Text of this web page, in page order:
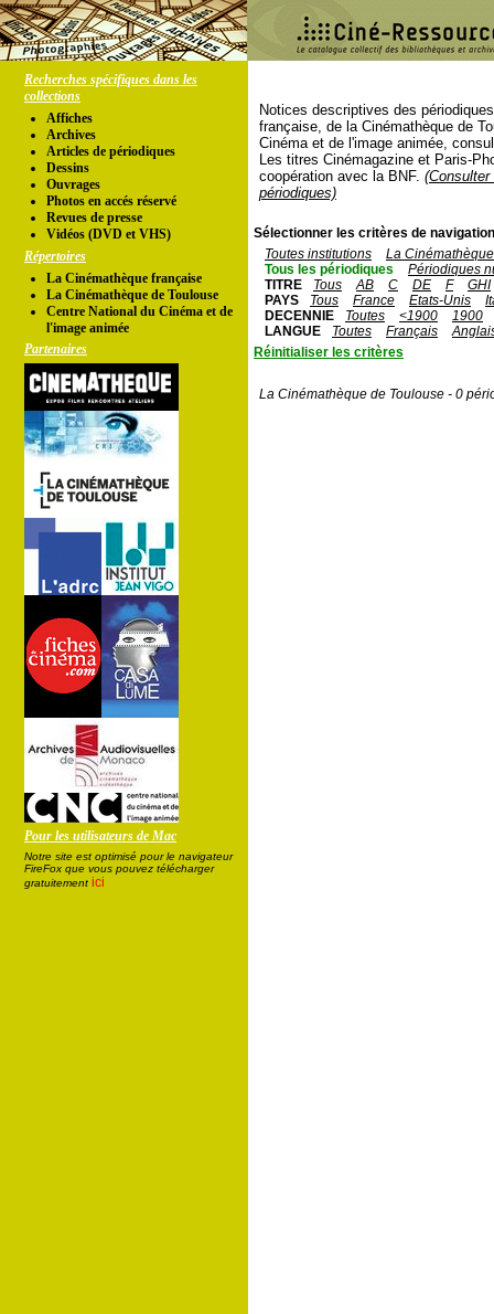
Recherches spécifiques dans les
collections
Affiches
Archives
Articles de périodiques
Dessins
Ouvrages
Photos en accés réservé
Revues de presse
Vidéos (DVD et VHS)
Répertoires
La Cinémathèque française
La Cinémathèque de Toulouse
Centre National du Cinéma et de
l'image animée
Partenaires
Pour les utilisateurs de Mac
Notre site est optimisé pour le navigateur
FireFox que vous pouvez télécharger
gratuitement ici
Notices descriptives des
française, de la Cinémathèque de
Cinéma et de l'image animée,
Les titres Cinémagazine et Paris-
coopération avec la BNF.
périodiques)
Sélectionner les critères de
Toutes institutions
La
Tous les périodiques
Périodiques
TITRE
Tous AB C DE F
GHI
PAYS
Tous France Etats-Unis
DECENNIE
Toutes <1900
1900
LANGUE
Toutes Français
Réinitialiser les critères
La Cinémathèque de Toulouse - 0